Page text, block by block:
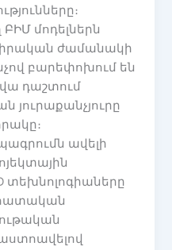
մոդելներն
ժամանակի
բարեփոխում են
դաշտում
ավելի
տեխնոլոգիաները